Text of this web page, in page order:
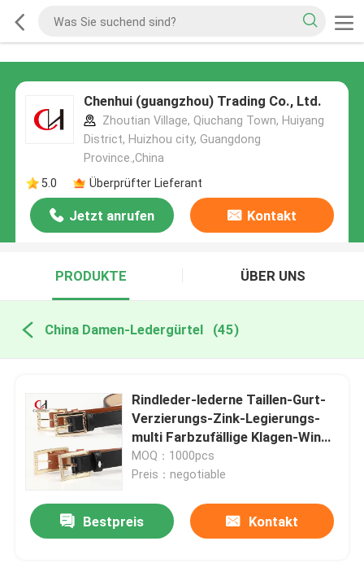
Chenhui (guangzhou) Trading Co., Ltd.
Zhoutian Village, Qiuchang Town, Huiyang
District, Huizhou city, Guangdong
Province.,China
5.0
Überprüfter Lieferant
Jetzt anrufen Kontakt
PRODUKTE ÜBER UNS
China Damen-Ledergürtel (45)
Rindleder-lederne Taillen-Gurt-
Verzierungs-Zink-Legierungs-
multi Farbzufällige Klagen-Wind-
Dekoration
MOQ：1000pcs
Preis：negotiable
Bestpreis Kontakt